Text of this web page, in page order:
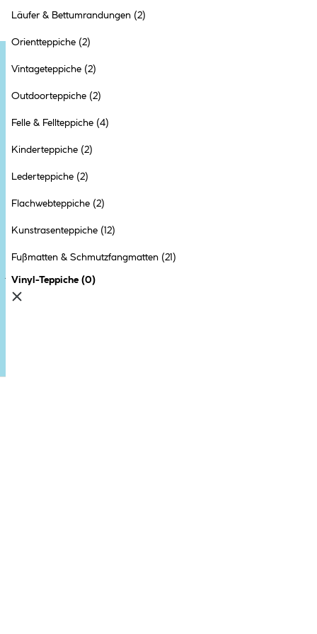
Läufer & Bettumrandungen (2)
Orientteppiche (2)
Vintageteppiche (2)
Outdoorteppiche (2)
Felle & Fellteppiche (4)
Kinderteppiche (2)
Lederteppiche (2)
Flachwebteppiche (2)
Kunstrasenteppiche (12)
Fußmatten & Schmutzfangmatten (21)
Vinyl-Teppiche (0)
Unser Newsletter: Profi-Tipps direkt ins Postfach
Jetzt den HELLWEG Newsletter abonnieren und exklusive Aktionen,
basierend auf Ihrem Nutzungsverhalten. Ihre Einwilligung können Sie
jederzeit widerrufen – über den Abmeldelink im Newsletter oder in Ihrem
Kundenkonto. Details finden Sie in den